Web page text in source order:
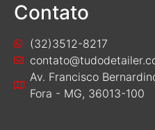
Contato
(32)3512-8217
Av. Francisco
Fora - MG, 36013-100